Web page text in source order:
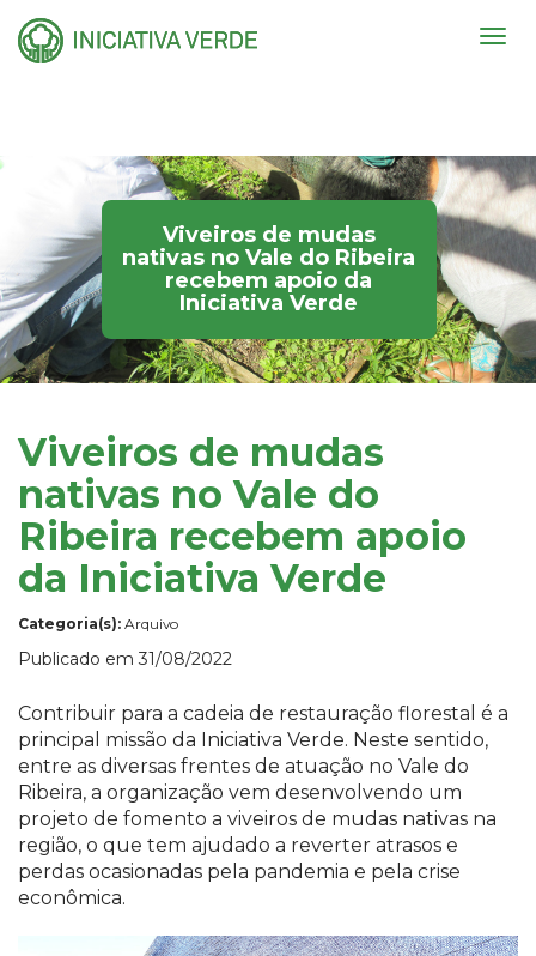
Viveiros de mudas
nativas no Vale do Ribeira
recebem apoio da
Iniciativa Verde
Viveiros de mudas
nativas no Vale do
Ribeira recebem apoio
da Iniciativa Verde
Categoria(s): Arquivo
Publicado em 31/08/2022
Contribuir para a cadeia de restauração florestal é a
principal missão da Iniciativa Verde. Neste sentido,
entre as diversas frentes de atuação no Vale do
Ribeira, a organização vem desenvolvendo um
projeto de fomento a viveiros de mudas nativas na
região, o que tem ajudado a reverter atrasos e
perdas ocasionadas pela pandemia e pela crise
econômica.